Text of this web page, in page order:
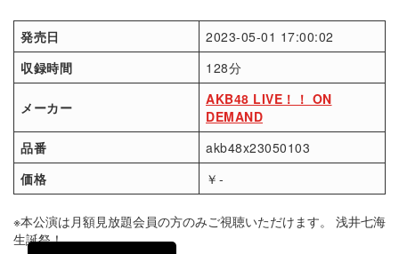
発売日
2023-05-01 17:00:02
収録時間
128分
メーカー
AKB48 LIVE！！ ON
DEMAND
品番
akb48x23050103
価格
￥-
※本公演は月額見放題会員の方のみご視聴いただけます。 浅井七海
生誕祭！